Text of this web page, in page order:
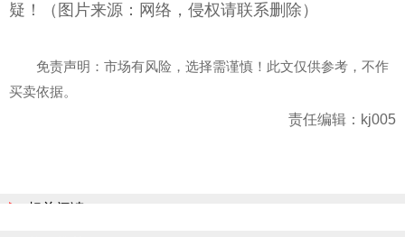
疑！（图片来源：网络，侵权请联系删除）
免责声明：市场有风险，选择需谨慎！此文仅供参考，不作
买卖依据。
责任编辑：kj005
相关阅读